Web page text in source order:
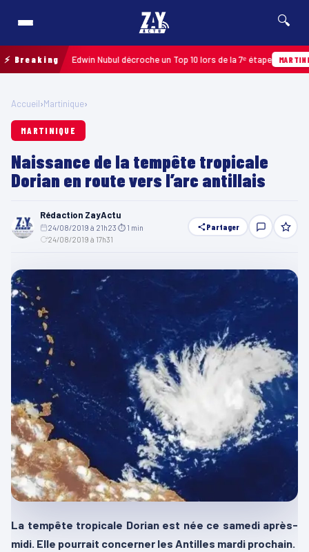
🔍
⚡ Breaking
2026 : Edwin Nubul décroche un Top 10 lors de la 7ᵉ étape MARTINIQUE
Accueil›Martinique›
MARTINIQUE
Naissance de la tempête tropicale
Dorian en route vers l’arc antillais
Rédaction ZayActu
24/08/2019 à 21h23 ⏱ 1 min
24/08/2019 à 17h31
Partager
La tempête tropicale Dorian est née ce samedi après-
midi. Elle pourrait concerner les Antilles mardi prochain.